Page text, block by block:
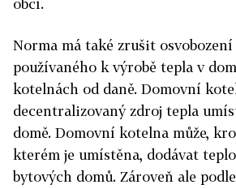
obcí.
Norma má také zrušit
používaného k výrobě tepla v
kotelnách od daně. Domovní
decentralizovaný zdroj tepla
domě. Domovní kotelna může,
kterém je umístěna, dodávat
bytových domů. Zároveň ale